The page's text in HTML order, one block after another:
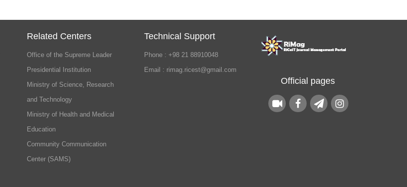
Related Centers
Office of the Supreme Leader
Presidential Institution
Ministry of Science, Research
and Technology
Ministry of Health and Medical
Education
Community Communication
Center (SAMS)
Technical Support
Phone : +98 21 88910048
Email : rimag.ricest@gmail.com
Official pages